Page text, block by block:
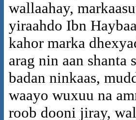
wallaahay,
yiraahdo Ibn
kahor marka
arag nin aan shanta
badan ninkaas,
waayo wuxuu na
roob dooni jiray,